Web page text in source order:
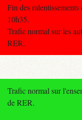
Fin des ralentissements
10h35.
Trafic normal sur les
RER.
Trafic normal sur
de RER.